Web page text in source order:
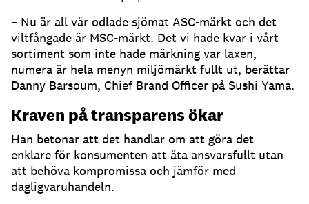
– Nu är all vår odlade sjömat ASC-märkt och det
viltfångade är MSC-märkt. Det vi hade kvar i vårt
sortiment som inte hade märkning var laxen,
numera är hela menyn miljömärkt fullt ut, berättar
Danny Barsoum, Chief Brand Officer på Sushi Yama.
Kraven på transparens ökar
Han betonar att det handlar om att göra det
enklare för konsumenten att äta ansvarsfullt utan
att behöva kompromissa och jämför med
dagligvaruhandeln.